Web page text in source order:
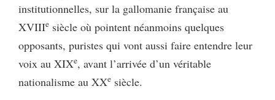
institutionnelles, sur la gallomanie française au
XVIIIe siècle où pointent néanmoins quelques
opposants, puristes qui vont aussi faire entendre leur
voix au XIXe, avant l’arrivée d’un véritable
nationalisme au XXe siècle.